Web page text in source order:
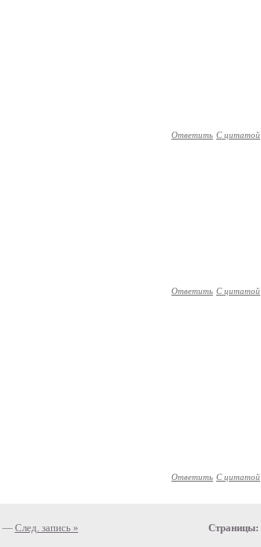
Ответить С цитатой
Ответить С цитатой
Ответить С цитатой
— След. запись » Страницы: